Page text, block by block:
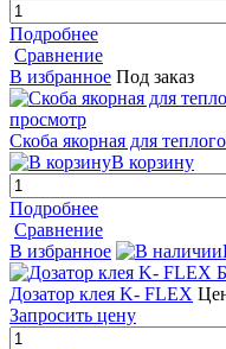
Подробнее
Сравнение
В избранное Под заказ
просмотр
Скоба якорная для
В корзину
Подробнее
Сравнение
В избранное
Дозатор клея K- FLEX
Запросить цену